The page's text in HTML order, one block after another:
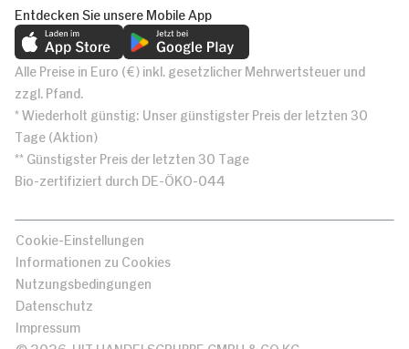
Entdecken Sie unsere Mobile App
Alle Preise in Euro (€) inkl. gesetzlicher Mehrwertsteuer und
zzgl. Pfand.
* Wiederholt günstig: Unser günstigster Preis der letzten 30
Tage (Aktion)
** Günstigster Preis der letzten 30 Tage
Bio-zertifiziert durch DE-ÖKO-044
Cookie-Einstellungen
Informationen zu Cookies
Nutzungsbedingungen
Datenschutz
Impressum